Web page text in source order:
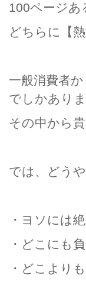
100ページあ
どちらに【
一般消費者
でしかありま
その中から
では、どう
・ヨソには
・どこにも
・どこより